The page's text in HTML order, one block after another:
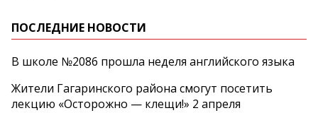
ПОСЛЕДНИЕ НОВОСТИ
В школе №2086 прошла неделя английского языка
Жители Гагаринского района смогут посетить
лекцию «Осторожно — клещи!» 2 апреля